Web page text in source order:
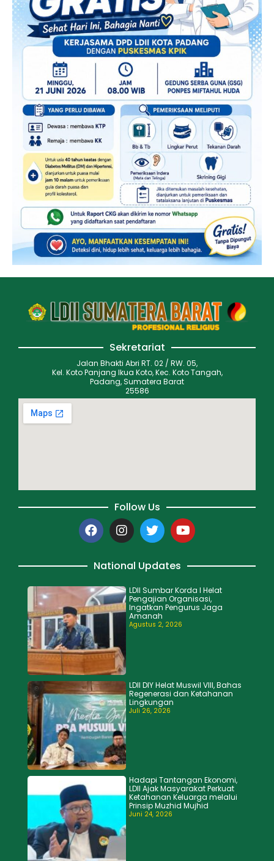
Sekretariat
Jalan Bhakti Abri RT. 02 / RW. 05,
Kel. Koto Panjang Ikua Koto, Kec. Koto Tangah,
Padang, Sumatera Barat
25586
Follow Us
National Updates
LDII Sumbar Korda I Helat
Pengajian Organisasi,
Ingatkan Pengurus Jaga
Amanah
Agustus 2, 2026
LDII DIY Helat Muswil VIII, Bahas
Regenerasi dan Ketahanan
Lingkungan
Juli 26, 2026
Hadapi Tantangan Ekonomi,
LDII Ajak Masyarakat Perkuat
Ketahanan Keluarga melalui
Prinsip Muzhid Mujhid
Juni 24, 2026